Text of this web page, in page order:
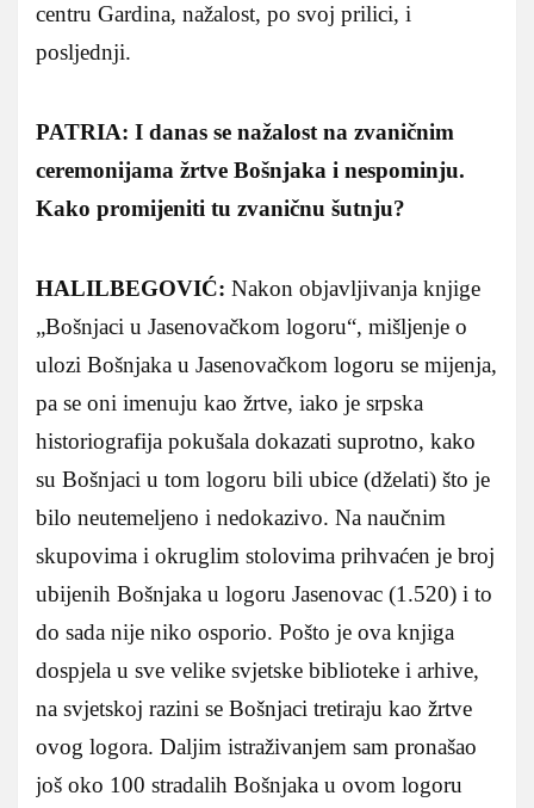
centru Gardina, nažalost, po svoj prilici, i
posljednji.
PATRIA: I danas se nažalost na zvaničnim
ceremonijama žrtve Bošnjaka i nespominju.
Kako promijeniti tu zvaničnu šutnju?
HALILBEGOVIĆ: Nakon objavljivanja knjige
„Bošnjaci u Jasenovačkom logoru“, mišljenje o
ulozi Bošnjaka u Jasenovačkom logoru se mijenja,
pa se oni imenuju kao žrtve, iako je srpska
historiografija pokušala dokazati suprotno, kako
su Bošnjaci u tom logoru bili ubice (dželati) što je
bilo neutemeljeno i nedokazivo. Na naučnim
skupovima i okruglim stolovima prihvaćen je broj
ubijenih Bošnjaka u logoru Jasenovac (1.520) i to
do sada nije niko osporio. Pošto je ova knjiga
dospjela u sve velike svjetske biblioteke i arhive,
na svjetskoj razini se Bošnjaci tretiraju kao žrtve
ovog logora. Daljim istraživanjem sam pronašao
još oko 100 stradalih Bošnjaka u ovom logoru